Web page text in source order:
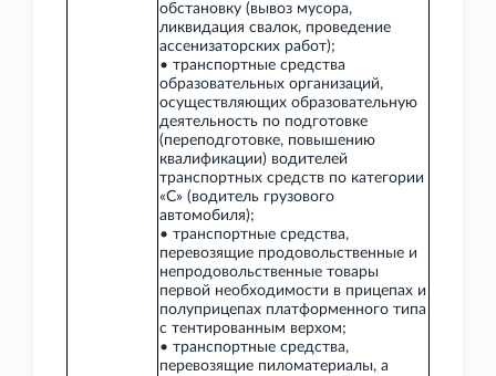
обстановку (вывоз мусора,
ликвидация свалок, проведение
ассенизаторских работ);
• транспортные средства
образовательных организаций,
осуществляющих образовательную
деятельность по подготовке
(переподготовке, повышению
квалификации) водителей
транспортных средств по категории
«C» (водитель грузового
автомобиля);
• транспортные средства,
перевозящие продовольственные и
непродовольственные товары
первой необходимости в прицепах и
полуприцепах платформенного типа
с тентированным верхом;
• транспортные средства,
перевозящие пиломатериалы, а